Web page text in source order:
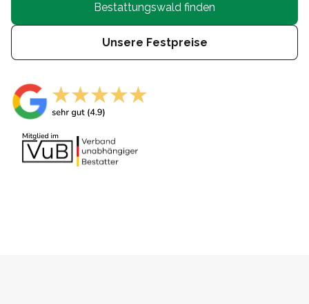
Bestattungswald finden
Unsere Festpreise